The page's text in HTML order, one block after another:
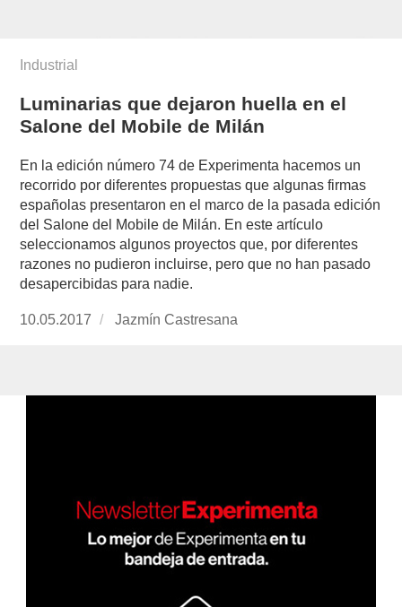
Industrial
Luminarias que dejaron huella en el
Salone del Mobile de Milán
En la edición número 74 de Experimenta hacemos un
recorrido por diferentes propuestas que algunas firmas
españolas presentaron en el marco de la pasada edición
del Salone del Mobile de Milán. En este artículo
seleccionamos algunos proyectos que, por diferentes
razones no pudieron incluirse, pero que no han pasado
desapercibidas para nadie.
Publicado
10.05.2017
https://www.experimenta.es/author/jazmin-
Jazmín Castresana